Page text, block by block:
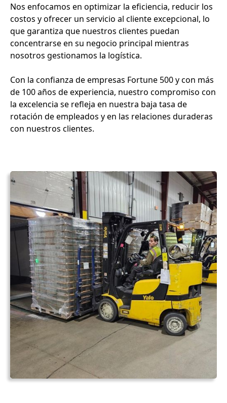
Nos enfocamos en optimizar la eficiencia, reducir los
costos y ofrecer un servicio al cliente excepcional, lo
que garantiza que nuestros clientes puedan
concentrarse en su negocio principal mientras
nosotros gestionamos la logística.
Con la confianza de empresas Fortune 500 y con más
de 100 años de experiencia, nuestro compromiso con
la excelencia se refleja en nuestra baja tasa de
rotación de empleados y en las relaciones duraderas
con nuestros clientes.